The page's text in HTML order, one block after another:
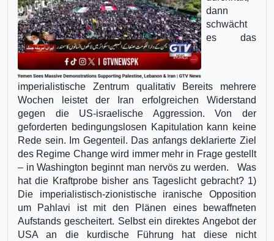
dann
schwächt
es das
imperialistische Zentrum qualitativ Bereits mehrere
Wochen leistet der Iran erfolgreichen Widerstand
gegen die US-israelische Aggression. Von der
geforderten bedingungslosen Kapitulation kann keine
Rede sein. Im Gegenteil. Das anfangs deklarierte Ziel
des Regime Change wird immer mehr in Frage gestellt
– in Washington beginnt man nervös zu werden. Was
hat die Kraftprobe bisher ans Tageslicht gebracht? 1)
Die imperialistisch-zionistische iranische Opposition
um Pahlavi ist mit den Plänen eines bewaffneten
Aufstands gescheitert. Selbst ein direktes Angebot der
USA an die kurdische Führung hat diese nicht